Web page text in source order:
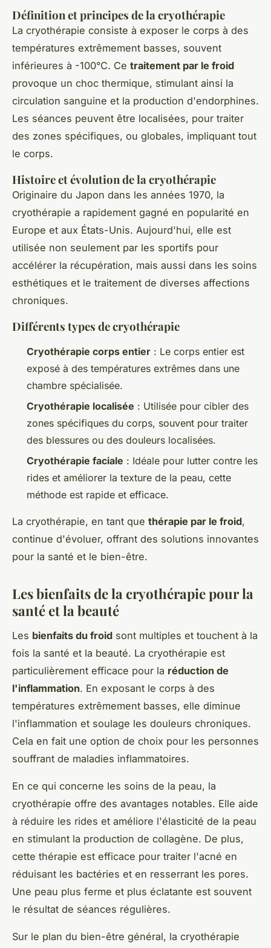
Définition et principes de la cryothérapie
La cryothérapie consiste à exposer le corps à des
températures extrêmement basses, souvent
inférieures à -100°C. Ce traitement par le froid
provoque un choc thermique, stimulant ainsi la
circulation sanguine et la production d'endorphines.
Les séances peuvent être localisées, pour traiter
des zones spécifiques, ou globales, impliquant tout
le corps.
Histoire et évolution de la cryothérapie
Originaire du Japon dans les années 1970, la
cryothérapie a rapidement gagné en popularité en
Europe et aux États-Unis. Aujourd'hui, elle est
utilisée non seulement par les sportifs pour
accélérer la récupération, mais aussi dans les soins
esthétiques et le traitement de diverses affections
chroniques.
Différents types de cryothérapie
Cryothérapie corps entier : Le corps entier est
exposé à des températures extrêmes dans une
chambre spécialisée.
Cryothérapie localisée : Utilisée pour cibler des
zones spécifiques du corps, souvent pour traiter
des blessures ou des douleurs localisées.
Cryothérapie faciale : Idéale pour lutter contre les
rides et améliorer la texture de la peau, cette
méthode est rapide et efficace.
La cryothérapie, en tant que thérapie par le froid,
continue d'évoluer, offrant des solutions innovantes
pour la santé et le bien-être.
Les bienfaits de la cryothérapie pour la
santé et la beauté
Les bienfaits du froid sont multiples et touchent à la
fois la santé et la beauté. La cryothérapie est
particulièrement efficace pour la réduction de
l'inflammation. En exposant le corps à des
températures extrêmement basses, elle diminue
l'inflammation et soulage les douleurs chroniques.
Cela en fait une option de choix pour les personnes
souffrant de maladies inflammatoires.
En ce qui concerne les soins de la peau, la
cryothérapie offre des avantages notables. Elle aide
à réduire les rides et améliore l'élasticité de la peau
en stimulant la production de collagène. De plus,
cette thérapie est efficace pour traiter l'acné en
réduisant les bactéries et en resserrant les pores.
Une peau plus ferme et plus éclatante est souvent
le résultat de séances régulières.
Sur le plan du bien-être général, la cryothérapie